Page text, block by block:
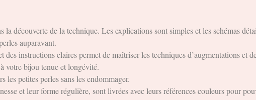
découverte de la technique. Les explications sont simples et les schémas
auparavant.
instructions claires permet de maîtriser les techniques d’augmentations et
votre bijou tenue et longévité.
les petites perles sans les endommager.
et leur forme régulière, sont livrées avec leurs références couleurs pour